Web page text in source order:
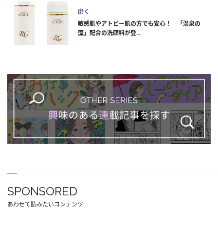
磨く
敏感肌やアトピー肌の方でも安心！ 「温泉の
藻」配合の洗顔料が登...
SPONSORED
あわせて読みたいコンテンツ